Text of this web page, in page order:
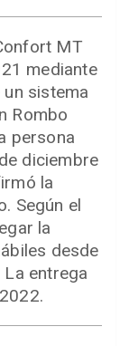
MT
mediante
sistema
Rombo
persona
diciembre
la
Según el
la
desde
entrega